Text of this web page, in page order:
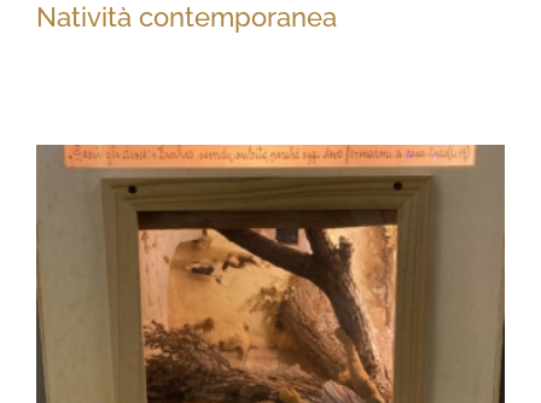
Natività contemporanea
Natività contemporanea